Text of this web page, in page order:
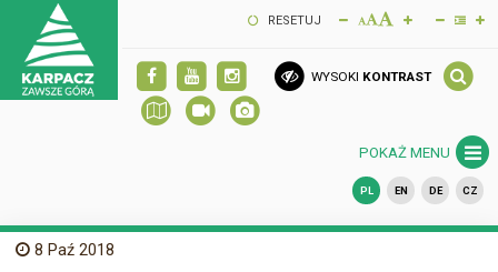
RESETUJ
WYSOKI KONTRAST
POKAŻ MENU
PL EN DE CZ
8 Paź 2018